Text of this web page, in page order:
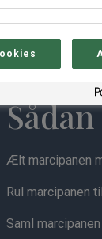
Ælt marcipanen
Rul marcipanen
Saml